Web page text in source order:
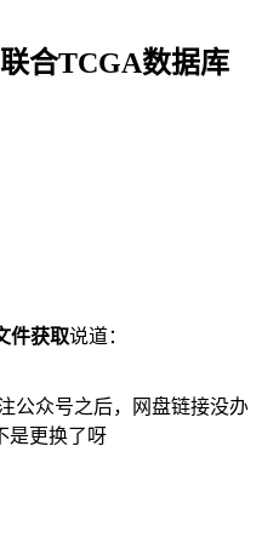
合TCGA数据库
件获取说道：
公众号之后，网盘链接没办
是更换了呀